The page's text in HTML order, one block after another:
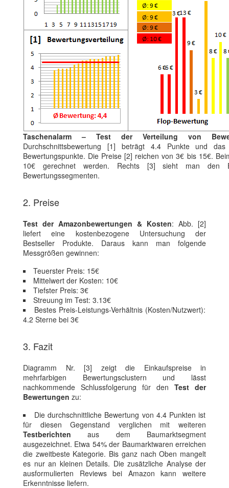
Taschenalarm – Test der Verteilung von
Durchschnittsbewertung [1] beträgt 4.4 Punkte und
Bewertungspunkte. Die Preise [2] reichen von 3€ bis 15€.
10€ gerechnet werden. Rechts [3] sieht man den
Bewertungssegmenten.
2. Preise
Test der Amazonbewertungen & Kosten: Abb. [2]
liefert eine kostenbezogene Untersuchung der
Bestseller Produkte. Daraus kann man folgende
Messgrößen gewinnen:
Teuerster Preis: 15€
Mittelwert der Kosten: 10€
Tiefster Preis: 3€
Streuung im Test: 3.13€
Bestes Preis-Leistungs-Verhältnis (Kosten/Nutzwert):
4.2 Sterne bei 3€
3. Fazit
Diagramm Nr. [3] zeigt die Einkaufspreise in
mehrfarbigen Bewertungsclustern und lässt
nachkommende Schlussfolgerung für den Test der
Bewertungen zu:
Die durchschnittliche Bewertung von 4.4 Punkten ist
für diesen Gegenstand verglichen mit weiteren
Testberichten aus dem Baumarktsegment
ausgezeichnet. Etwa 54% der Baumarktwaren erreichen
die zweitbeste Kategorie. Bis ganz nach Oben mangelt
es nur an kleinen Details. Die zusätzliche Analyse der
ausformulierten Reviews bei Amazon kann weitere
Erkenntnisse liefern.